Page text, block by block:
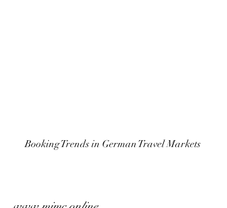
Booking Trends in German Travel Markets